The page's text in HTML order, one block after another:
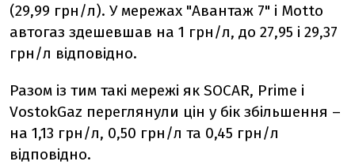
(29,99 грн/л). У мережах "Авантаж 7" і Motto
автогаз здешевшав на 1 грн/л, до 27,95 і 29,37
грн/л відповідно.
Разом із тим такі мережі як SOCAR, Prime і
VostokGaz переглянули цін у бік збільшення –
на 1,13 грн/л, 0,50 грн/л та 0,45 грн/л
відповідно.